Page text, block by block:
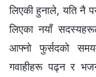
लिएकी हुनाले, यति नै
लिएका नयाँ
आफ्नो फुर्सदको
गवाहीहरू पढ्न र